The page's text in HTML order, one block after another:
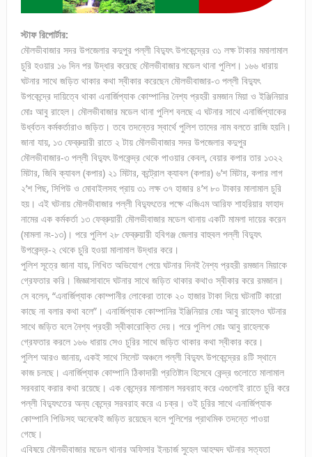
স্টাফ রিপোর্টার:
মৌলভীবাজার সদর উপজেলার কদুপুর পল্লী বিদ্যুৎ উপকেন্দ্রের ৩১ লক্ষ টাকার মমালামাল
চুরি হওয়ার ১৬ দিন পর উদ্ধার করেছে মৌলভীবাজার মডেল থানা পুলিশ। ১৬৬ ধারায়
ঘটনার সাথে জড়িত থাকার কথা স্বীকার করেছেন মৌলভীবাজার-৩ পল্লী বিদ্যুৎ
উপকেন্দ্রে দায়িত্বে থাকা এনার্জিপ্যাক কোম্পানির নৈশ্য প্রহরী রমজান মিয়া ও ইঞ্জিনিয়ার
মোঃ আবু রাহেল। মৌলভীবাজার মডেল থানা পুলিশ বলছে এ ঘটনার সাথে এনার্জিপ্যাকের
উর্ধ্বতন কর্মকর্তারাও জড়িত। তবে তদন্তের স্বার্থে পুলিশ তাদের নাম বলতে রাজি হয়নি।
জানা যায়, ১৩ ফেব্রুয়ারী রাতে ২ টায় মৌলভীবাজার সদর উপজেলার কদুপুর
মৌলভীবাজার-৩ পল্লী বিদ্যুৎ উপকেন্দ্র থেকে পাওয়ার কেবল, বেয়ার কপার তার ১৩২২
মিটার, জিবি ক্যাবল (কপার) ২১ মিটার, কন্ট্রোল ক্যাবল (কপার) ৬’শ মিটার, কপার লাগ
২’শ পিছ, সিপিউ ও মোবাইলসহ প্রায় ৩১ লক্ষ ৩৭ হাজার ৪’শ ৮০ টাকার মালামাল চুরি
হয়। এই ঘটনায় মৌলভীবাজার পল্লী বিদ্যুৎতের পক্ষে এজিএম আরিফ শাহরিয়ার ফাহাদ
নামের এক কর্মকর্তা ১৩ ফেব্রুয়ারী মৌলভীবাজার মডেল থানায় একটি মামলা দায়ের করেন
(মামলা নং-১৩)। পরে পুলিশ ২৮ ফেব্রুয়ারী হবিগঞ্জ জেলার বাহুবল পল্লী বিদ্যুৎ
উপকেন্দ্র-২ থেকে চুরি হওয়া মালামাল উদ্ধার করে।
পুলিশ সূত্রে জানা যায়, লিখিত অভিযোগ পেয়ে ঘটনার দিনই নৈশ্য প্রহরী রমজান মিয়াকে
গ্রেফতার করি। জিজ্ঞাসাবাদে ঘটনার সাথে জড়িত থাকার কথাও স্বীকার করে রমজান।
সে বলেন, “এনার্জিপ্যাক কোম্পানীর লোকেরা তাকে ২০ হাজার টাকা দিয়ে ঘটনাটি কারো
কাছে না বলার কথা বলে”। এনার্জিপ্যাক কোম্পানির ইঞ্জিনিয়ার মোঃ আবু রাহেলও ঘটনার
সাথে জড়িত বলে নৈশ্য প্রহরী স্বীকারোক্তি দেয়। পরে পুলিশ মোঃ আবু রাহেলকে
গ্রেফতার করলে ১৬৬ ধারায় সেও চুরির সাথে জড়িত থাকার কথা স্বীকার করে।
পুলিশ আরও জানায়, একই সাথে সিলেট অঞ্চলে পল্লী বিদ্যুৎ উপকেন্দ্রের ৪টি স্থানে
কাজ চলছে। এনার্জিপ্যাক কোম্পানি ঠিকাদারী প্রতিষ্টান হিসেবে কেন্দ্র গুলোতে মালামাল
সরবরাহ করার কথা রয়েছে। এক কেন্দ্রের মালামাল সরবরাহ করে এগুলোই রাতে চুরি করে
পল্লী বিদ্যুৎতের অন্য কেন্দ্রে সরবরাহ করে এ চক্র। ওই চুরির সাথে এনার্জিপ্যাক
কোম্পানি পিডিসহ অনেকেই জড়িত রয়েছেন বলে পুলিশের প্রাথমিক তদন্তে পাওয়া
গেছে।
এবিষয়ে মৌলভীবাজার মডেল থানার অফিসার ইনচার্জ সুহেল আহম্মদ ঘটনার সত্যতা